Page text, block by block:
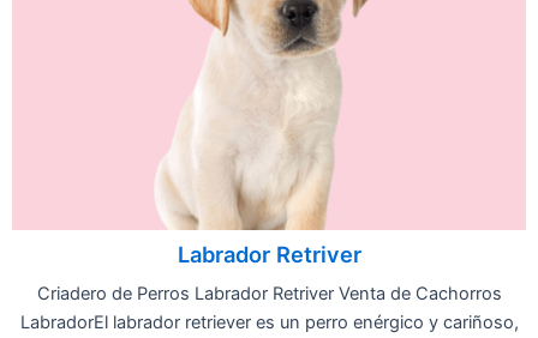
Labrador Retriver
Criadero de Perros Labrador Retriver Venta de Cachorros
LabradorEl labrador retriever es un perro enérgico y cariñoso,